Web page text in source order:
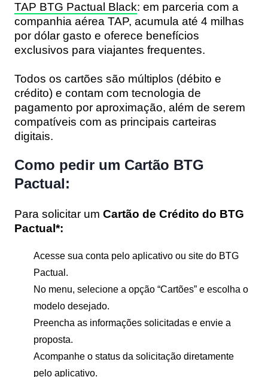
TAP BTG Pactual Black: em parceria com a
companhia aérea TAP, acumula até 4 milhas
por dólar gasto e oferece benefícios
exclusivos para viajantes frequentes.
Todos os cartões são múltiplos (débito e
crédito) e contam com tecnologia de
pagamento por aproximação, além de serem
compatíveis com as principais carteiras
digitais.
Como pedir um Cartão BTG
Pactual:
Para solicitar um Cartão de Crédito do BTG
Pactual*:
Acesse sua conta pelo aplicativo ou site do BTG
Pactual.
No menu, selecione a opção “Cartões” e escolha o
modelo desejado.
Preencha as informações solicitadas e envie a
proposta.
Acompanhe o status da solicitação diretamente
pelo aplicativo.